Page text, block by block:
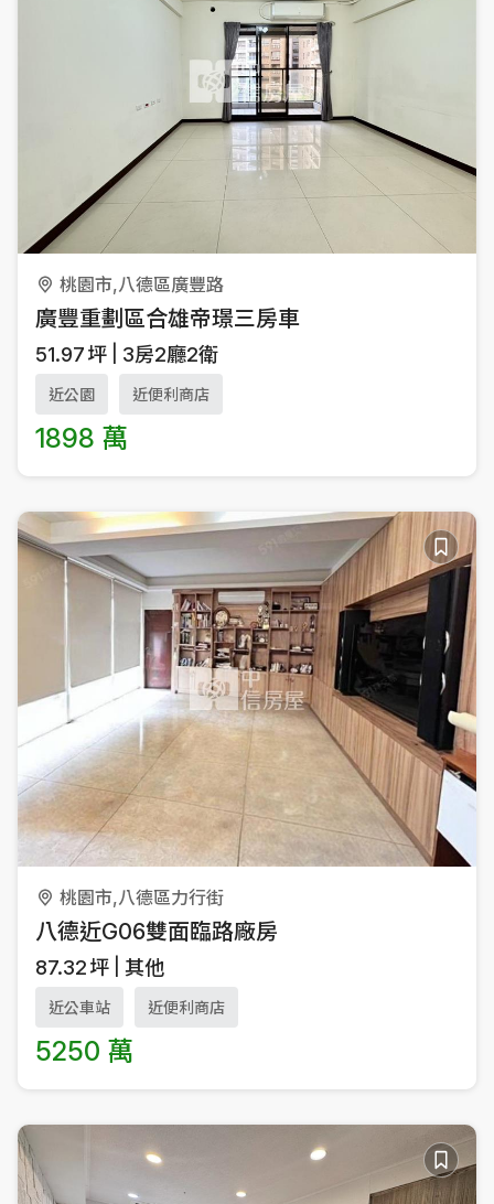
桃園市,八德區廣豐路
廣豐重劃區合雄帝璟三房車
51.97坪 3房2廳2衛
近公園 近便利商店
1898 萬
桃園市,八德區力行街
八德近G06雙面臨路廠房
87.32坪 其他
近公車站 近便利商店
5250 萬